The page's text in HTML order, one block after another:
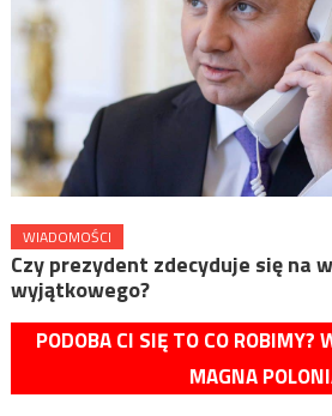
WIADOMOŚCI
Czy prezydent zdecyduje się na
wyjątkowego?
PODOBA CI SIĘ TO CO ROBIMY?
MAGNA